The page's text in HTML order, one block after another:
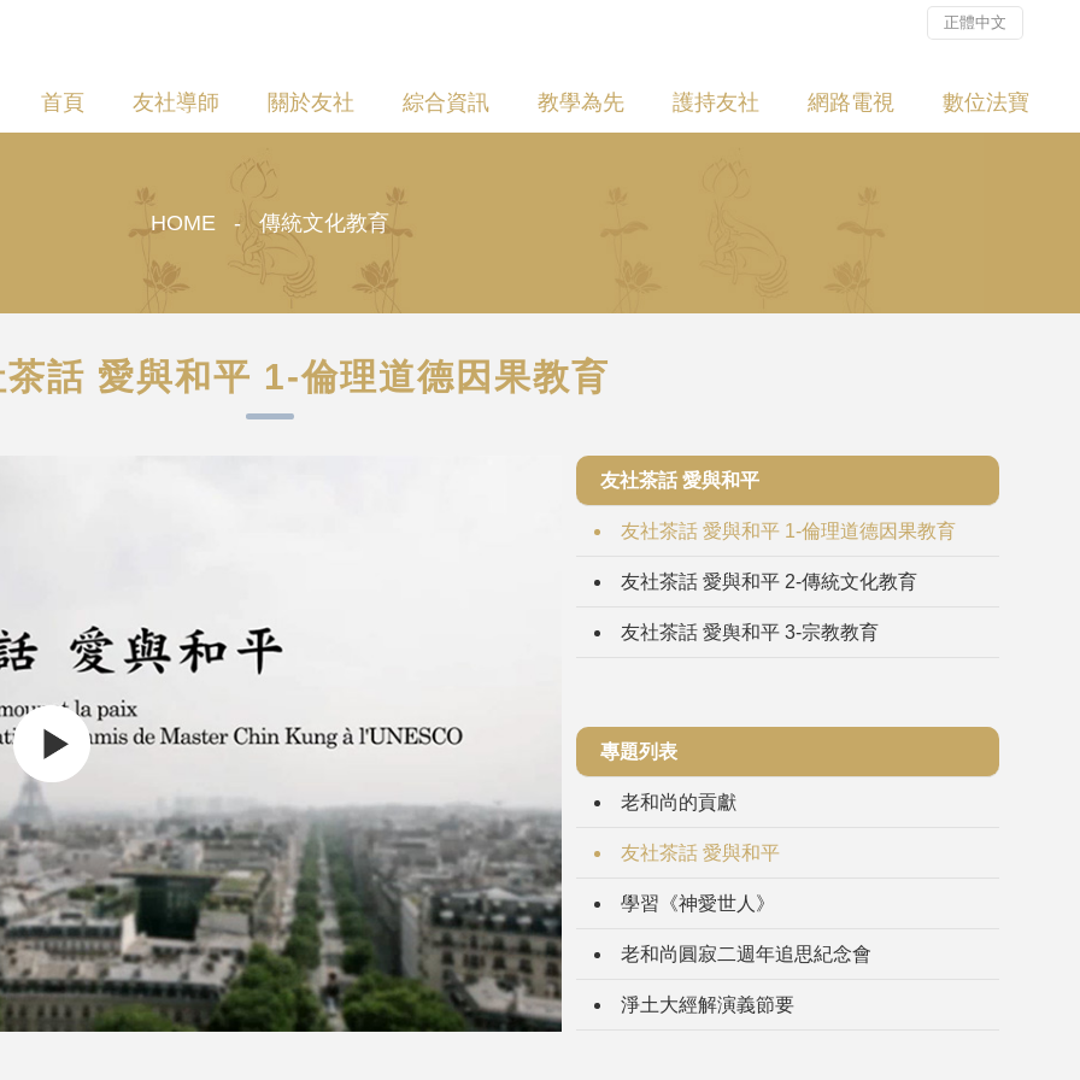
正體中文
首頁 友社導師 關於友社 綜合資訊 教學為先 護持友社 網路電視 數位法寶
HOME - 傳統文化教育
話 愛與和平 1-倫理道德因果教育
友社茶話 愛與和平
友社茶話 愛與和平 1-倫理道德因果教育
友社茶話 愛與和平 2-傳統文化教育
友社茶話 愛舆和平 3-宗教教育
專題列表
老和尚的貢獻
友社茶話 愛與和平
學習《神愛世人》
老和尚圓寂二週年追思紀念會
淨土大經解演義節要